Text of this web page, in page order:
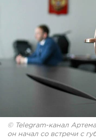
© Telegram-канал
он начал со встречи с